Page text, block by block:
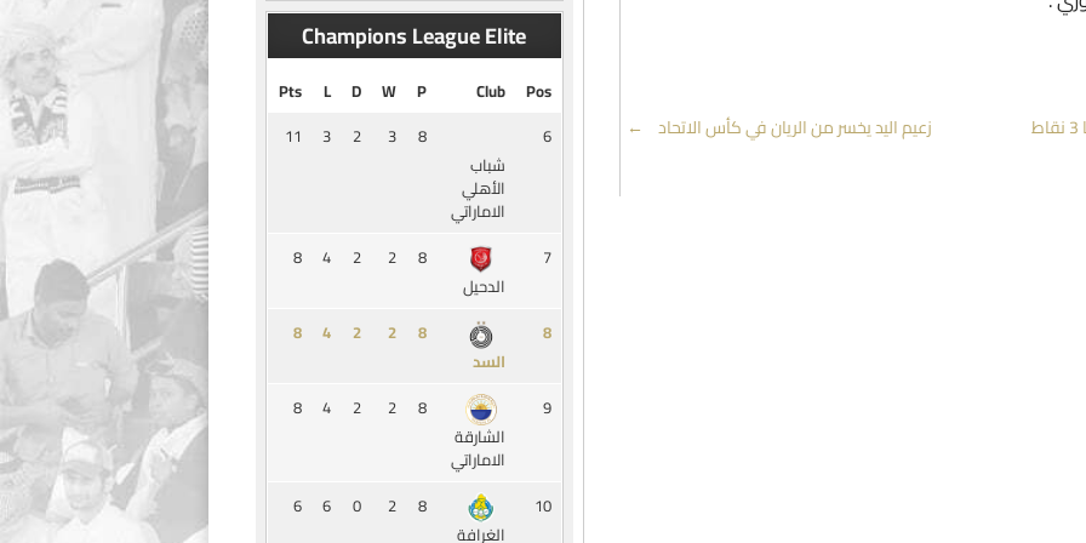
تشافي : كنا في قمة مستوانا اليوم وحصدنا 3 نقاط
زعيم اليد يخسر من الريان في كأس الاتحاد →
Champions League Elite
Pos
Club
P
W
D
L
Pts
6
شباب
الأهلي
الاماراتي
8
3
2
3
11
7
الدحيل
8
2
2
4
8
8
السد
8
2
2
4
8
9
الشارقة
الاماراتي
8
2
2
4
8
10
الغرافة
8
2
0
6
6